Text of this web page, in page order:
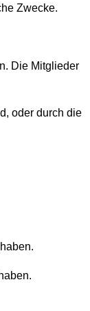
Zwecke.
Die Mitglieder
oder durch die